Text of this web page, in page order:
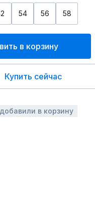
54 56 58
в корзину
Купить сейчас
в корзину